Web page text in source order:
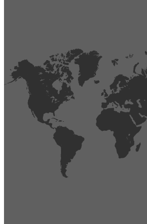
404Página no
La página que buscas no existe o se ha
Comprueba la URL e inténtalo de nuevo.
Ir a la página de inicio
Obtener soporte técnico